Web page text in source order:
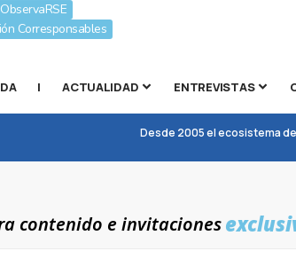
ObservaRSE
Corresponsables
| ACTUALIDAD ENTREVISTAS
Desde 2005 el ecosistema
contenido e invitaciones